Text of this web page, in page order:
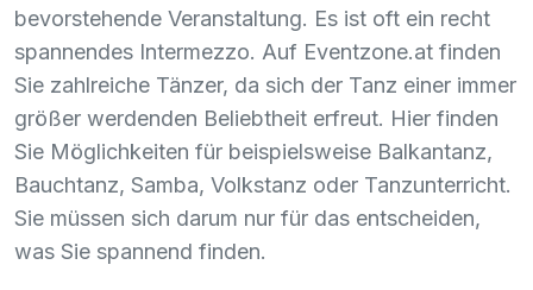
bevorstehende Veranstaltung. Es ist oft ein recht
spannendes Intermezzo. Auf Eventzone.at finden
Sie zahlreiche Tänzer, da sich der Tanz einer immer
größer werdenden Beliebtheit erfreut. Hier finden
Sie Möglichkeiten für beispielsweise Balkantanz,
Bauchtanz, Samba, Volkstanz oder Tanzunterricht.
Sie müssen sich darum nur für das entscheiden,
was Sie spannend finden.